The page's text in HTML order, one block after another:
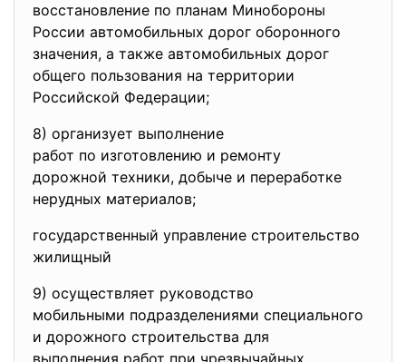
восстановление по планам Минобороны
России автомобильных дорог оборонного
значения, а также автомобильных дорог
общего пользования на территории
Российской Федерации;
8) организует выполнение
работ по изготовлению и ремонту
дорожной техники, добыче и переработке
нерудных материалов;
государственный управление строительство
жилищный
9) осуществляет руководство
мобильными подразделениями специального
и дорожного строительства для
выполнения работ при чрезвычайных